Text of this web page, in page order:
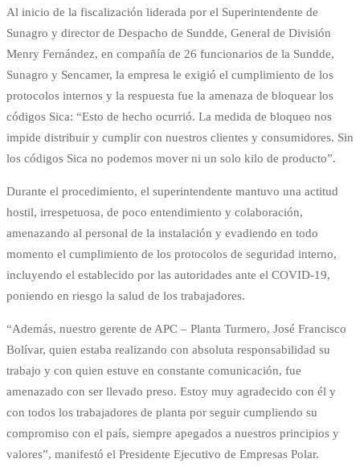
Al inicio de la fiscalización liderada por el Superintendente de
Sunagro y director de Despacho de Sundde, General de División
Menry Fernández, en compañía de 26 funcionarios de la Sundde,
Sunagro y Sencamer, la empresa le exigió el cumplimiento de los
protocolos internos y la respuesta fue la amenaza de bloquear los
códigos Sica: “Esto de hecho ocurrió. La medida de bloqueo nos
impide distribuir y cumplir con nuestros clientes y consumidores. Sin
los códigos Sica no podemos mover ni un solo kilo de producto”.
Durante el procedimiento, el superintendente mantuvo una actitud
hostil, irrespetuosa, de poco entendimiento y colaboración,
amenazando al personal de la instalación y evadiendo en todo
momento el cumplimiento de los protocolos de seguridad interno,
incluyendo el establecido por las autoridades ante el COVID-19,
poniendo en riesgo la salud de los trabajadores.
“Además, nuestro gerente de APC – Planta Turmero, José Francisco
Bolívar, quien estaba realizando con absoluta responsabilidad su
trabajo y con quien estuve en constante comunicación, fue
amenazado con ser llevado preso. Estoy muy agradecido con él y
con todos los trabajadores de planta por seguir cumpliendo su
compromiso con el país, siempre apegados a nuestros principios y
valores”, manifestó el Presidente Ejecutivo de Empresas Polar.